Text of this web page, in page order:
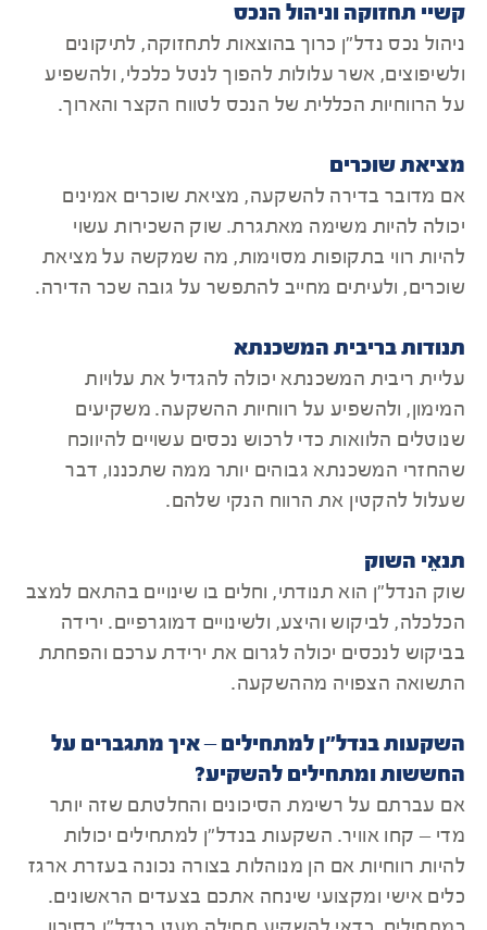
קשיי תחזוקה וניהול הנכס
ניהול נכס נדל"ן כרוך בהוצאות לתחזוקה, לתיקונים
ולשיפוצים, אשר עלולות להפוך לנטל כלכלי, ולהשפיע
על הרווחיות הכללית של הנכס לטווח הקצר והארוך.
מציאת שוכרים
אם מדובר בדירה להשקעה, מציאת שוכרים אמינים
יכולה להיות משימה מאתגרת. שוק השכירות עשוי
להיות רווי בתקופות מסוימות, מה שמקשה על מציאת
שוכרים, ולעיתים מחייב להתפשר על גובה שכר הדירה.
תנודות בריבית המשכנתא
עליית ריבית המשכנתא יכולה להגדיל את עלויות
המימון, ולהשפיע על רווחיות ההשקעה. משקיעים
שנוטלים הלוואות כדי לרכוש נכסים עשויים להיווכח
שהחזרי המשכנתא גבוהים יותר ממה שתכננו, דבר
שעלול להקטין את הרווח הנקי שלהם.
תנאֵי השוק
שוק הנדל"ן הוא תנודתי, וחלים בו שינויים בהתאם למצב
הכלכלה, לביקוש והיצע, ולשינויים דמוגרפיים. ירידה
בביקוש לנכסים יכולה לגרום את ירידת ערכם והפחתת
התשואה הצפויה מההשקעה.
השקעות בנדל"ן למתחילים – איך מתגברים על
החששות ומתחילים להשקיע?
אם עברתם על רשימת הסיכונים והחלטתם שזה יותר
מדי – קחו אוויר. השקעות בנדל"ן למתחילים יכולות
להיות רווחיות אם הן מנוהלות בצורה נכונה בעזרת ארגז
כלים אישי ומקצועי שינחה אתכם בצעדים הראשונים.